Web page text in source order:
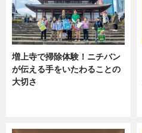
増上寺で掃除体験！ニチバン
が伝える手をいたわることの
大切さ